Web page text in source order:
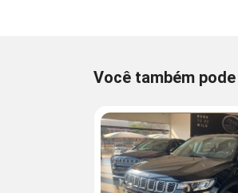
Você também